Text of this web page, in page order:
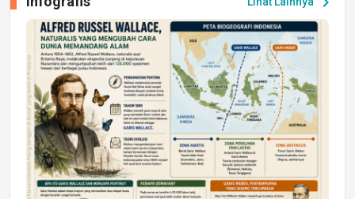
Jumat, 17 Jul 2026 22:30
DAERAH
Astra Motor Kalimantan Timur 2 Dukung
Mahasiswa Samarinda dalam Astra
Honda SDGs Future Leaders 2026
Jumat, 10 Jul 2026 19:01